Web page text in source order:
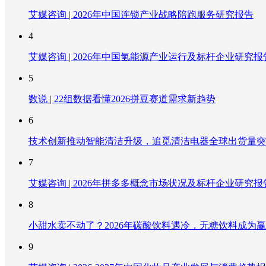
艾媒咨询 | 2026年中国连锁产业战略陪跑服务研究报告
4
艾媒咨询 | 2026年中国氢能源产业运行及标杆企业研究报
5
数说 | 22组数据看懂2026拼豆赛道需求新趋势
6
技术创新推动智能清洁升级，追觅清洁电器全球出货量
7
艾媒咨询 | 2026年拼多多概念市场状况及标杆企业研究报
8
小甜水卖不动了？2026年碳酸饮料遇冷，无糖饮料成为
9